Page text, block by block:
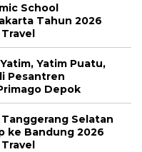
School
Tahun 2026
Yatim Puatu,
Pesantren
Depok
Selatan
ke Bandung 2026